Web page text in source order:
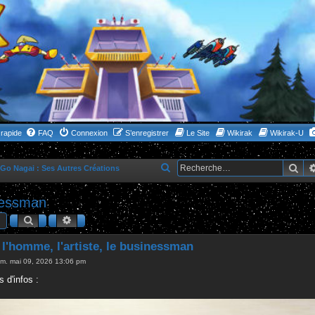
FAQ Connexion S’enregistrer Le Site Wikirak Wikirak-U
Go Nagai : Ses Autres Créations
e
c
e
r
RechercherRecherche avancée
l'homme, l'artiste, le businessman
mai 09, 2026 13:06 pm
d'infos :